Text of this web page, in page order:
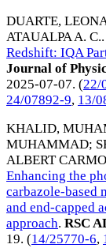
DUARTE,
ATAUALPA A. C..
Redshift: IQA
Journal of
2025-07-07. (22/
24/07892-9, 13/
KHALID,
MUHAMMAD;
ALBERT CARMO
Enhancing the
carbazole-based
and end-capped
approach. RSC
19. (14/25770-6,